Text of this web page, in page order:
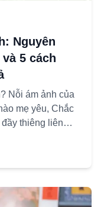
Nguyên
5 cách
Nỗi ám ảnh của
mẹ yêu, Chắc
thiêng liêng